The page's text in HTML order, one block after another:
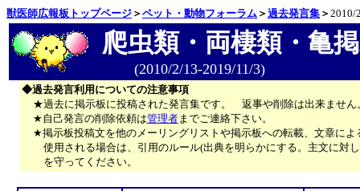
獣医師広報板トップページ ＞ ペット・動物フォーラム ＞ 過去発言集 ＞ 2010/
爬虫類・両棲類・亀
(2010/2/13-2019/11/3)
◆過去発言利用についての注意事項
★過去に掲示板に投稿された発言集です。 返事や削除は出来ません
★自己発言の削除依頼は管理者までご連絡下さい。
★掲示板投稿文を他のメーリングリストや掲示板への転載、文章によ
使用される場合は、引用のルール(出典を明らかにする。主文に対
を守ってください。